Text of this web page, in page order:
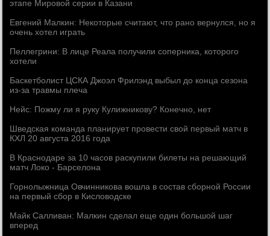
этапе Мировой серии в Казани
Евгений Малкин: Некоторые считают, что рано вернулся, но я
очень хотел играть
Пеллегрини: В лице Реала получили соперника, которого
хотели
Баскетболист ЦСКА Джоэл Фрилэнд выбыл до конца сезона
из-за травмы плеча
Нейс: Пожму ли я руку Кулижникову? Конечно, нет
Шведская команда планирует провести свой первый матч в
КХЛ 20 августа 2016 года
В Краснодаре за 10 часов раскупили билеты на решающий
матч Локо - Барселона
Горнолыжница Овчинникова вошла в состав сборной России
на первый сбор в Кисловодске
Майк Салливан: Малкин сделал еще один большой шаг
вперед